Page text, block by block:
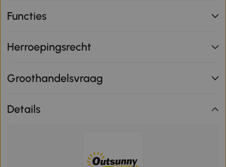
Functies
Herroepingsrecht
Groothandelsvraag
Details